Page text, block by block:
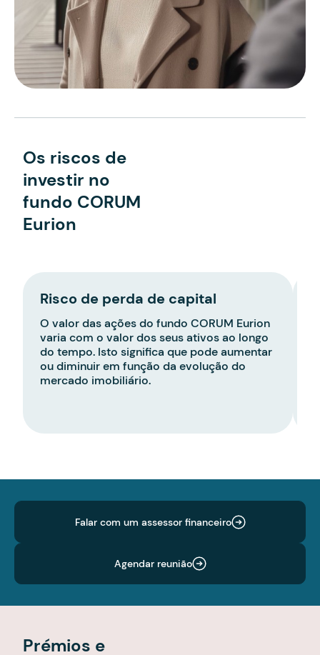
Os riscos de
investir no
fundo CORUM
Eurion
Risco de perda de capital
O valor das ações do fundo CORUM Eurion
varia com o valor dos seus ativos ao longo
do tempo. Isto significa que pode aumentar
ou diminuir em função da evolução do
mercado imobiliário.
Falar com um assessor financeiro
Agendar reunião
Prémios e